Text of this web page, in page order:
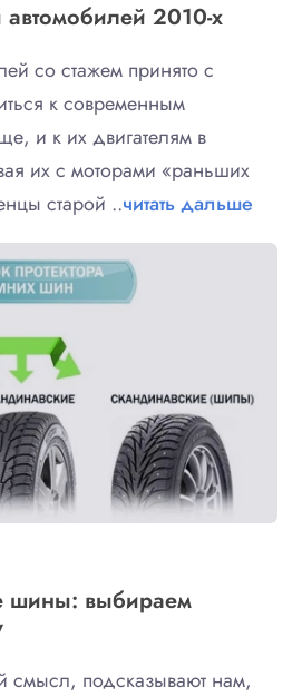
2010-х
со стажем принято с
к современным
и к их двигателям в
их с моторами «раньших
старой ..читать дальше
шины: выбираем
подсказывают нам,